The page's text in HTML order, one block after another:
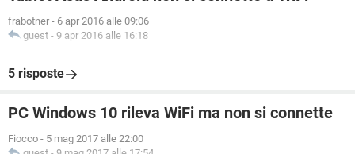
frabotner - 6 apr 2016 alle 09:06
guest - 9 apr 2016 alle 16:18
5 risposte
PC Windows 10 rileva WiFi ma non si connette
Fiocco - 5 mag 2017 alle 22:00